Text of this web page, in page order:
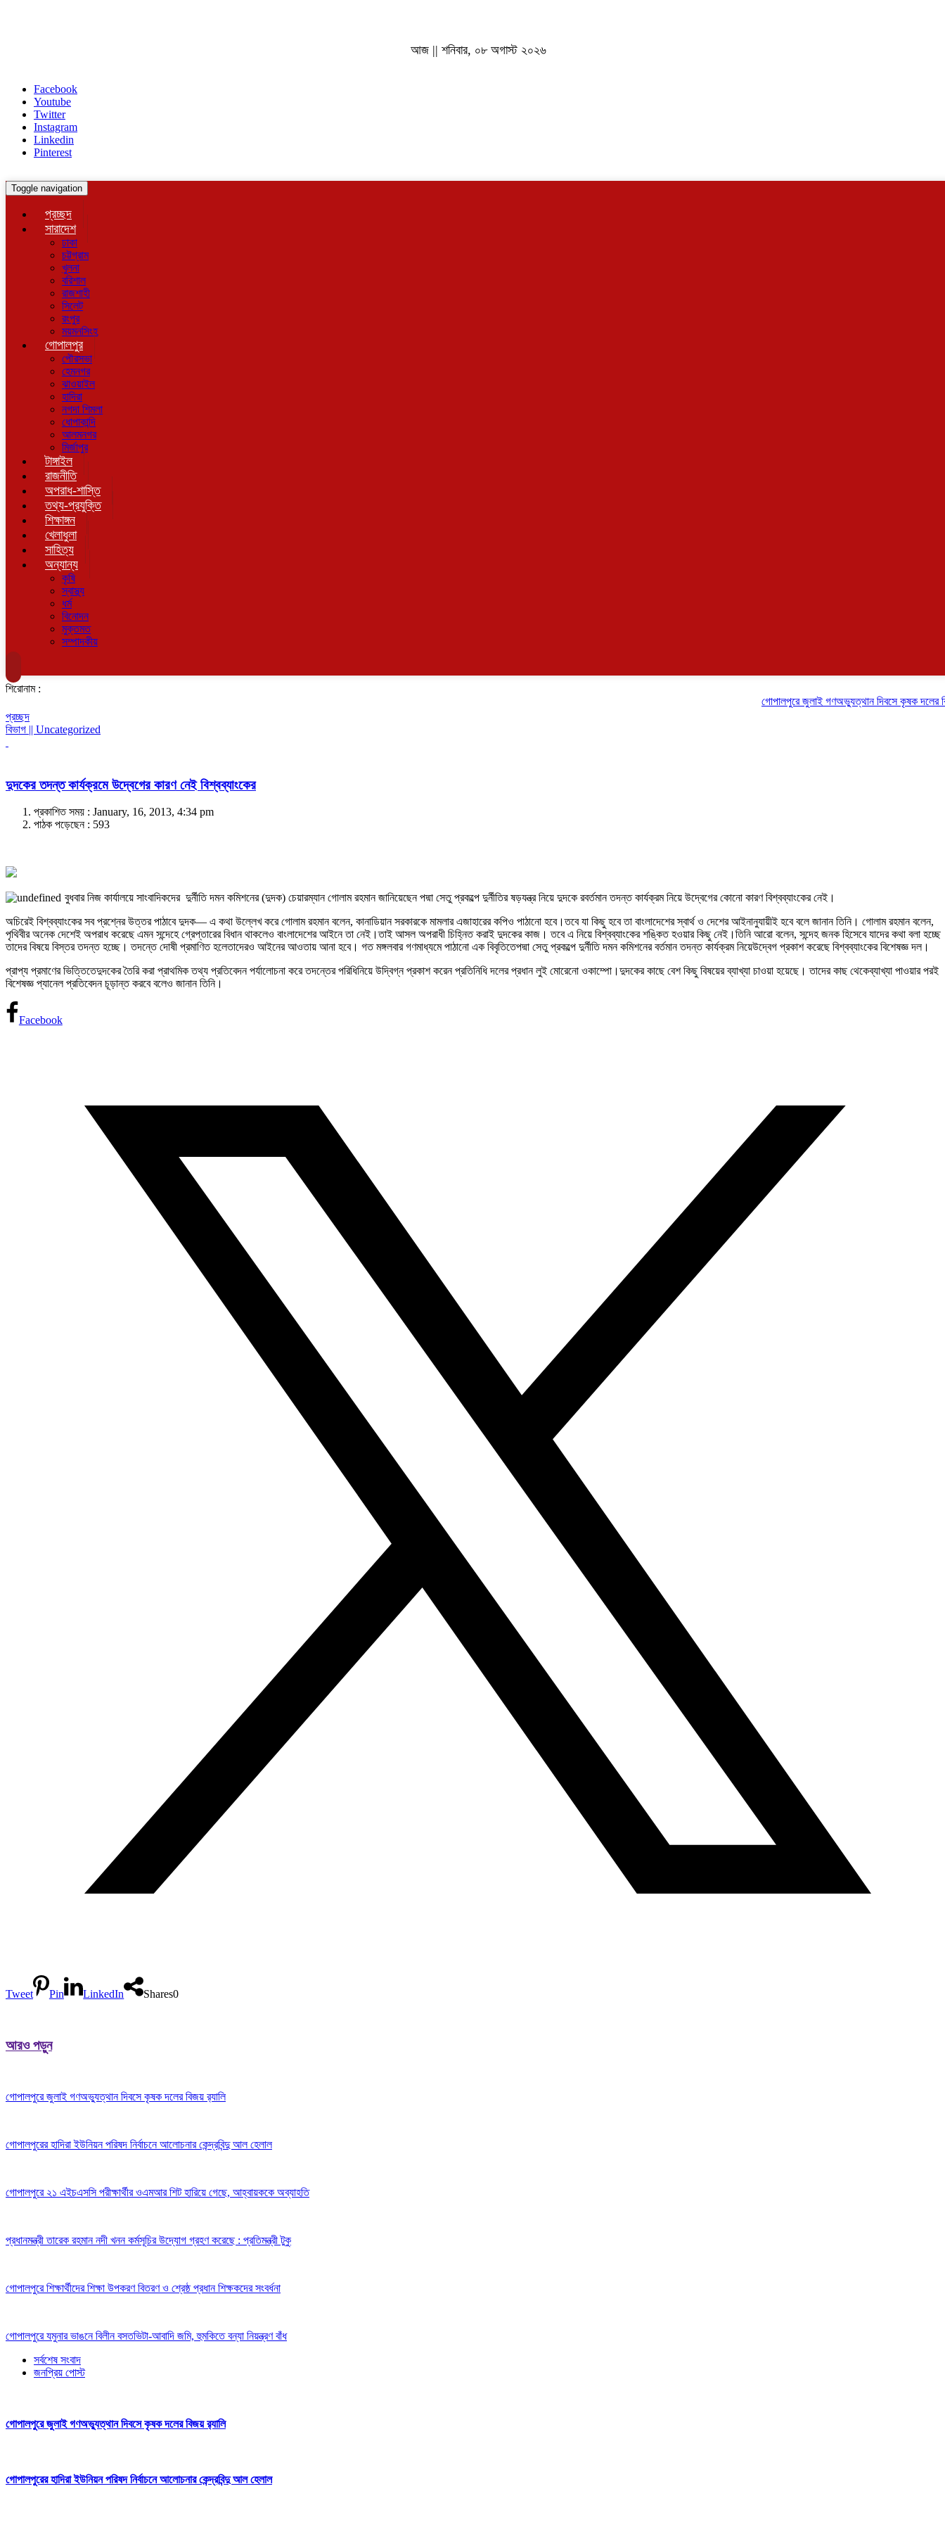
আজ || শনিবার, ০৮ অগাস্ট ২০২৬
Facebook
Youtube
Twitter
Instagram
Linkedin
Pinterest
Toggle navigation
প্রচ্ছদ
সারাদেশ
ঢাকা
চট্টগ্রাম
খুলনা
বরিশাল
রাজশাহী
সিলেট
রংপুর
ময়মনসিংহ
গোপালপুর
পৌরসভা
হেমনগর
ঝাওয়াইল
হাদিরা
নগদা শিমলা
ধোপাকান্দি
আলমনগর
মির্জাপুর
টাঙ্গাইল
রাজনীতি
অপরাধ-শাস্তি
তথ্য-প্রযুক্তি
শিক্ষাঙ্গন
খেলাধুলা
সাহিত্য
অন্যান্য
কৃষি
স্বাস্থ্য
ধর্ম
বিনোদন
মুক্তমত
সম্পাদকীয়
শিরোনাম :
গোপালপুরে জুলাই গণঅভ্যুত্থান দিবসে কৃষক দলের বিজয়
প্রচ্ছদ
বিভাগ || Uncategorized
দুদকের তদন্ত কার্যক্রমে উদ্বেগের কারণ নেই বিশ্বব্যাংকের
প্রকাশিত সময় : January, 16, 2013, 4:34 pm
পাঠক পড়েছেন : 593
বুধবার নিজ কার্যালয়ে সাংবাদিকদের দুর্নীতি দমন কমিশনের (দুদক) চেয়ারম্যান গোলাম রহমান জানিয়েছেন পদ্মা সেতু প্রকল্পে দুর্নীতির ষড়যন্ত্র নিয়ে দুদকে রবর্তমান তদন্ত কার্যক্রম নিয়ে উদ্বেগের কোনো কারণ বিশ্বব্যাংকের নেই।
অচিরেই বিশ্বব্যাংকের সব প্রশ্নের উত্তর পাঠাবে দুদক— এ কথা উল্লেখ করে গোলাম রহমান বলেন, কানাডিয়ান সরকারকে মামলার এজাহারের কপিও পাঠানো হবে।তবে যা কিছু হবে তা বাংলাদেশের স্বার্থ ও দেশের আইনানুযায়ীই হবে বলে জানান তিনি। গোলাম রহমান বলেন,
পৃথিবীর অনেক দেশেই অপরাধ করেছে এমন সন্দেহে গ্রেপ্তারের বিধান থাকলেও বাংলাদেশের আইনে তা নেই।তাই আসল অপরাধী চিহ্নিত করাই দুদকের কাজ। তবে এ নিয়ে বিশ্বব্যাংকের শঙ্কিত হওয়ার কিছু নেই।তিনি আরো বলেন, সন্দেহ জনক হিসেবে যাদের কথা বলা হচ্ছে
তাদের বিষয়ে বিস্তর তদন্ত হচ্ছে। তদন্তে দোষী প্রমাণিত হলেতাদেরও আইনের আওতায় আনা হবে। গত মঙ্গলবার গণমাধ্যমে পাঠানো এক বিবৃতিতেপদ্মা সেতু প্রকল্পে দুর্নীতি দমন কমিশনের বর্তমান তদন্ত কার্যক্রম নিয়েউদ্বেগ প্রকাশ করেছে বিশ্বব্যাংকের বিশেষজ্ঞ দল।
প্রাপ্য প্রমাণের ভিত্তিতেদুদকের তৈরি করা প্রাথমিক তথ্য প্রতিবেদন পর্যালোচনা করে তদন্তের পরিধিনিয়ে উদ্বিগ্ন প্রকাশ করেন প্রতিনিধি দলের প্রধান লুই মোরেনো ওকাম্পো।দুদকের কাছে বেশ কিছু বিষয়ের ব্যাখ্যা চাওয়া হয়েছে। তাদের কাছ থেকেব্যাখ্যা পাওয়ার পরই
বিশেষজ্ঞ প্যানেল প্রতিবেদন চূড়ান্ত করবে বলেও জানান তিনি।
Facebook
Tweet Pin LinkedIn Shares0
আরও পড়ুন
গোপালপুরে জুলাই গণঅভ্যুত্থান দিবসে কৃষক দলের বিজয় র‍্যালি
গোপালপুরের হাদিরা ইউনিয়ন পরিষদ নির্বাচনে আলোচনার কেন্দ্রবিন্দু আল হেলাল
গোপালপুরে ২১ এইচএসসি পরীক্ষার্থীর ওএমআর শিট হারিয়ে গেছে, আহ্বায়ককে অব্যাহতি
প্রধানমন্ত্রী তারেক রহমান নদী খনন কর্মসূচির উদ্যোগ গ্রহণ করেছে : প্রতিমন্ত্রী টুকু
গোপালপুরে শিক্ষার্থীদের শিক্ষা উপকরণ বিতরণ ও শ্রেষ্ঠ প্রধান শিক্ষকদের সংবর্ধনা
গোপালপুরে যমুনার ভাঙনে বিলীন বসতভিটা-আবাদি জমি, হুমকিতে বন্যা নিয়ন্ত্রণ বাঁধ
সর্বশেষ সংবাদ
জনপ্রিয় পোস্ট
গোপালপুরে জুলাই গণঅভ্যুত্থান দিবসে কৃষক দলের বিজয় র‍্যালি
গোপালপুরের হাদিরা ইউনিয়ন পরিষদ নির্বাচনে আলোচনার কেন্দ্রবিন্দু আল হেলাল